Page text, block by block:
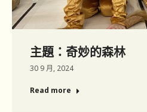
主題：奇妙的森林
30 9 月, 2024
Read more